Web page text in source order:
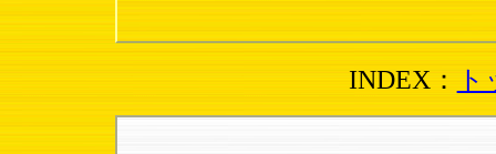
INDEX：